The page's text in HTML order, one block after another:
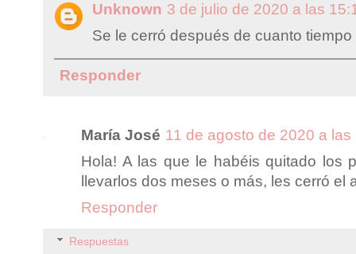
Unknown 3 de julio de 2020 a las
Se le cerró después de cuanto
Responder
María José 11 de agosto de 2020 a las
Hola! A las que le habéis quitado los
llevarlos dos meses o más, les cerró el
Responder
Respuestas